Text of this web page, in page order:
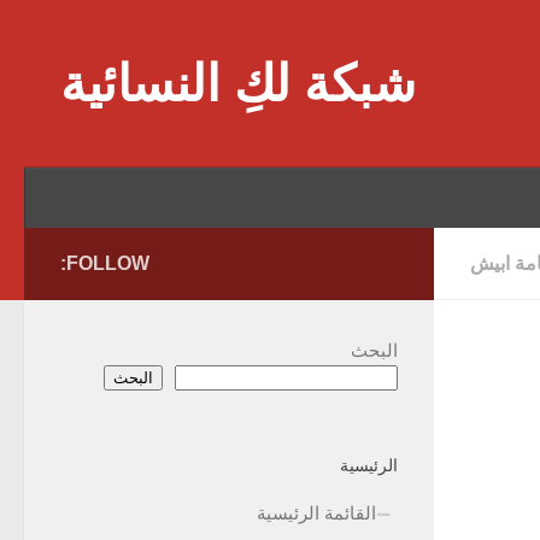
شبكة لكِ النسائية
ابيش FOLLOW:
البحث
البحث
الرئيسية
القائمة الرئيسية